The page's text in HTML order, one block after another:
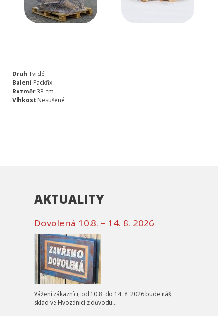
Druh Tvrdé
Balení Packfix
Rozměr33 cm
Vlhkost Nesušené
AKTUALITY
Dovolená 10.8. – 14. 8. 2026
Vážení zákazníci, od 10.8. do 14. 8. 2026 bude náš
sklad ve Hvozdnici z důvodu…